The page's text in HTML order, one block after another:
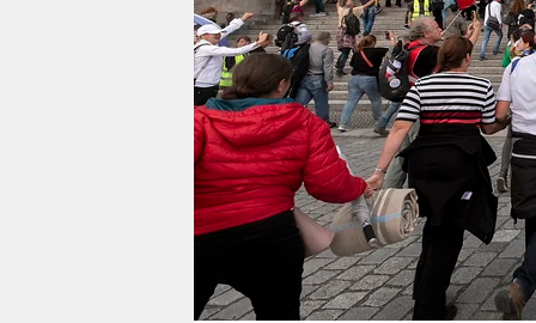
verlag
verlag
veranstaltungen
shop
fragen & hilfe
unterstützen
abo